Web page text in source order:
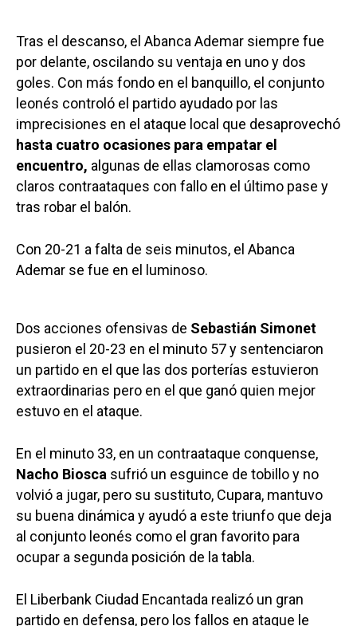
Tras el descanso, el Abanca Ademar siempre fue
por delante, oscilando su ventaja en uno y dos
goles. Con más fondo en el banquillo, el conjunto
leonés controló el partido ayudado por las
imprecisiones en el ataque local que desaprovechó
hasta cuatro ocasiones para empatar el
encuentro, algunas de ellas clamorosas como
claros contraataques con fallo en el último pase y
tras robar el balón.
Con 20-21 a falta de seis minutos, el Abanca
Ademar se fue en el luminoso.
Dos acciones ofensivas de Sebastián Simonet
pusieron el 20-23 en el minuto 57 y sentenciaron
un partido en el que las dos porterías estuvieron
extraordinarias pero en el que ganó quien mejor
estuvo en el ataque.
En el minuto 33, en un contraataque conquense,
Nacho Biosca sufrió un esguince de tobillo y no
volvió a jugar, pero su sustituto, Cupara, mantuvo
su buena dinámica y ayudó a este triunfo que deja
al conjunto leonés como el gran favorito para
ocupar a segunda posición de la tabla.
El Liberbank Ciudad Encantada realizó un gran
partido en defensa, pero los fallos en ataque le